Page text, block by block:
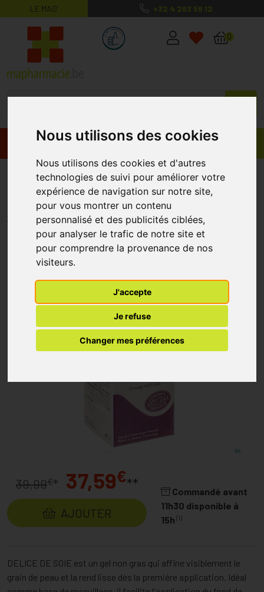
Nous utilisons des cookies
Nous utilisons des cookies et d'autres
technologies de suivi pour améliorer votre
expérience de navigation sur notre site,
pour vous montrer un contenu
personnalisé et des publicités ciblées,
pour analyser le trafic de notre site et
pour comprendre la provenance de nos
visiteurs.
J'accepte
Je refuse
Changer mes préférences
LE MAG’ +32 4 263 56 12
MaPharmacie.be ma santé, mes
0
Promos Produits
Longiderm Delice De Soie Base
Maquillage 30ml
LONGIDERM
39,99€* 37,59€**
AJOUTER
Commandé avant
11h30 disponible à
15h (1)
DELICE DE SOIE est un gel non gras qui affine visiblement le
grain de peau et la rend lisse dès la première application. Idéal